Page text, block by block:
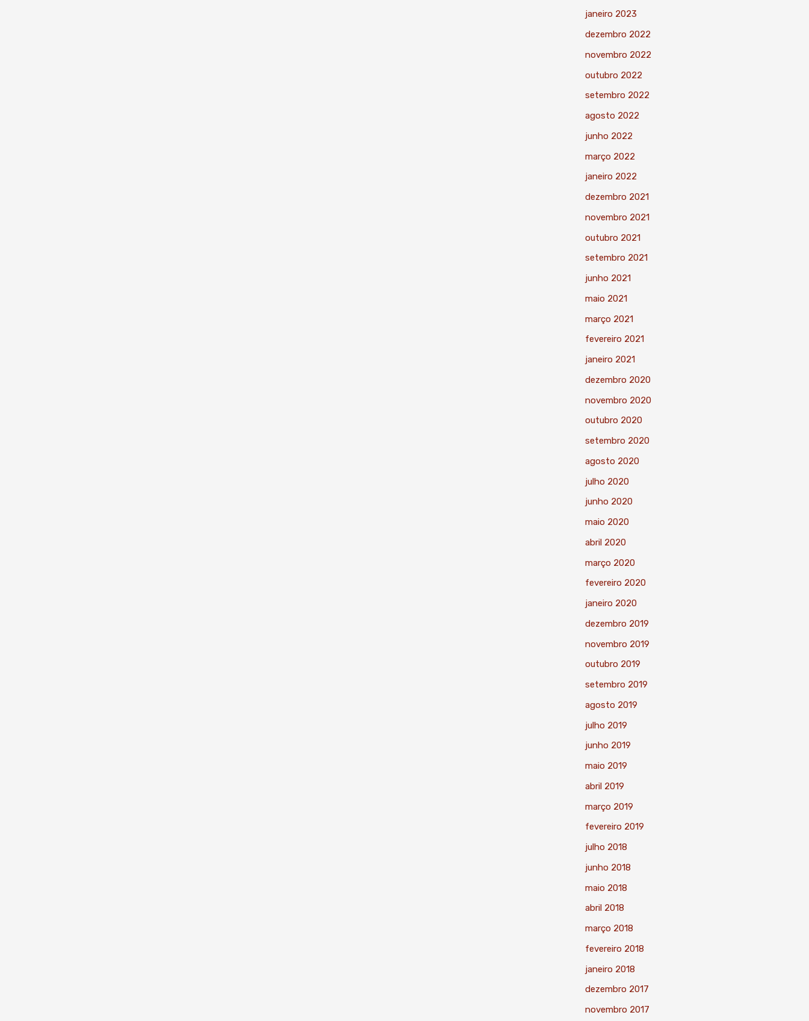
janeiro 2023
dezembro 2022
novembro 2022
outubro 2022
setembro 2022
agosto 2022
junho 2022
março 2022
janeiro 2022
dezembro 2021
novembro 2021
outubro 2021
setembro 2021
junho 2021
maio 2021
março 2021
fevereiro 2021
janeiro 2021
dezembro 2020
novembro 2020
outubro 2020
setembro 2020
agosto 2020
julho 2020
junho 2020
maio 2020
abril 2020
março 2020
fevereiro 2020
janeiro 2020
dezembro 2019
novembro 2019
outubro 2019
setembro 2019
agosto 2019
julho 2019
junho 2019
maio 2019
abril 2019
março 2019
fevereiro 2019
julho 2018
junho 2018
maio 2018
abril 2018
março 2018
fevereiro 2018
janeiro 2018
dezembro 2017
novembro 2017